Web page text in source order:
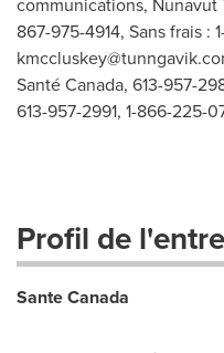
867-975-4914, Sans frais :
Santé Canada, 613-957-
613-957-2991, 1-866-225-
Profil de
Sante Canada